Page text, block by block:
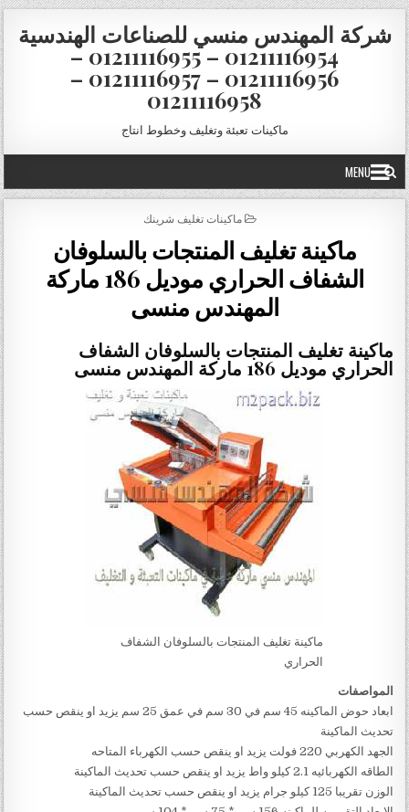
Skip to content
شركة المهندس منسي للصناعات الهندسية
01211116954 – 01211116955 –
01211116956 – 01211116957 –
01211116958
ماكينات تعبئة وتغليف وخطوط انتاج
MENU
POSTED IN
ماكينات تغليف شرينك
ماكينة تغليف المنتجات بالسلوفان
الشفاف الحراري موديل 186 ماركة
المهندس منسى
ماكينة تغليف المنتجات بالسلوفان الشفاف
الحراري موديل 186 ماركة المهندس منسى
ماكينة تغليف المنتجات بالسلوفان الشفاف
الحراري
المواصفات
ابعاد حوض الماكينه 45 سم في 30 سم في عمق 25 سم يزيد او ينقص حسب
تحديث الماكينة
الجهد الكهربي 220 فولت يزيد او ينقص حسب الكهرباء المتاحه
الطاقه الكهربائيه 2.1 كيلو واط يزيد او ينقص حسب تحديث الماكينة
الوزن تقريبا 125 كيلو جرام يزيد او ينقص حسب تحديث الماكينة